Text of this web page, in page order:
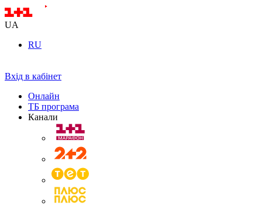
UA
RU
Вхід в кабінет
Онлайн
ТБ програма
Канали